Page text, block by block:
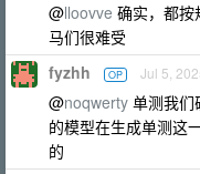
@lloovve 确实，都按
马们很难受
fyzhh OP Jul 5,
@noqwerty 单测我们
的模型在生成单测这
的